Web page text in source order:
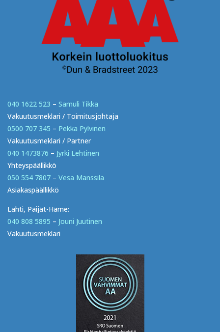
040 1622 523 – Samuli Tikka
Vakuutusmeklari / Toimitusjohtaja
0500 707 345 – Pekka Pylvinen
Vakuutusmeklari / Partner
040 1473876 – Jyrki Lehtinen
Yhteyspäällikkö
050 554 7807 – Vesa Manssila
Asiakaspäällikkö
Lahti, Päijät-Häme:
040 808 5895 – Jouni Juutinen
Vakuutusmeklari